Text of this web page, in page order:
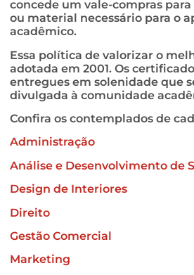
concede um vale-compras
ou material necessário para o
acadêmico.
Essa política de valorizar o
adotada em 2001. Os
entregues em solenidade que
divulgada à comunidade
Confira os contemplados de
Administração
Análise e Desenvolvimento de
Design de Interiores
Direito
Gestão Comercial
Marketing